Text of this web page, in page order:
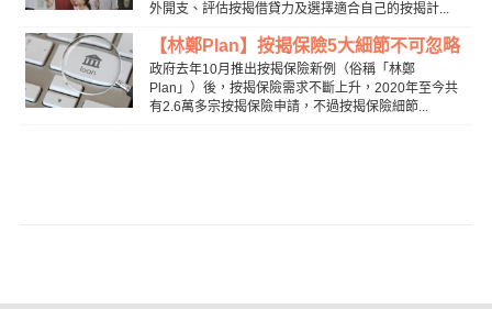
外開支、評估按揭借貸力及選擇適合自己的按揭計...
【林鄭Plan】按揭保險5大細節不可忽略
政府去年10月推出按揭保險新例（俗稱「林鄭
Plan」）後，按揭保險需求不斷上升，2020年至今共
有2.6萬多宗按揭保險申請，不過按揭保險細節...